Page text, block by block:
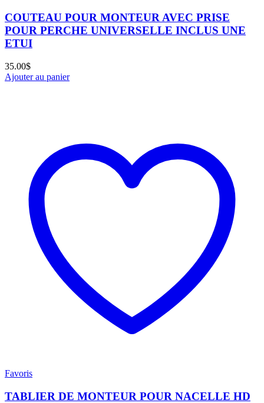
COUTEAU POUR MONTEUR AVEC PRISE
POUR PERCHE UNIVERSELLE INCLUS UNE
ETUI
35.00$
Ajouter au panier
Favoris
TABLIER DE MONTEUR POUR NACELLE HD